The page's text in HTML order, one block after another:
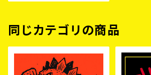
同じカテゴリの商品